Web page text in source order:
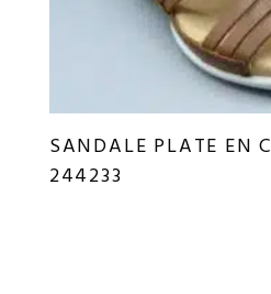
SANDALE PLATE EN
244233